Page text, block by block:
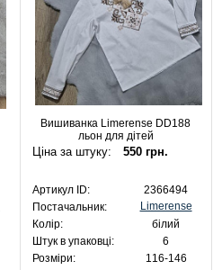
Вишиванка Limerense DD188
льон для дітей
Ціна за штуку: 550 грн.
Артикул ID:
2366494
Постачальник:
Limerense
Колір:
білий
Штук в упаковці:
6
Розміри:
116-146